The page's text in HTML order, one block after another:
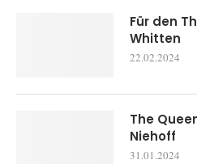
Für den
Whitten
22.02.2024
The
Niehoff
31.01.2024